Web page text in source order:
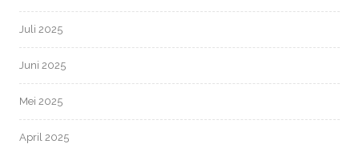
Juli 2025
Juni 2025
Mei 2025
April 2025